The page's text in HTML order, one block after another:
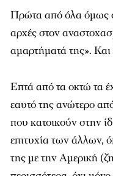
Πρώτα από όλα όμως
αρχές στον
αμαρτήματά της». Και
Επτά από τα οκτώ τα
εαυτό της ανώτερο
που κατοικούν στην
επιτυχία των άλλων,
της με την Αμερική